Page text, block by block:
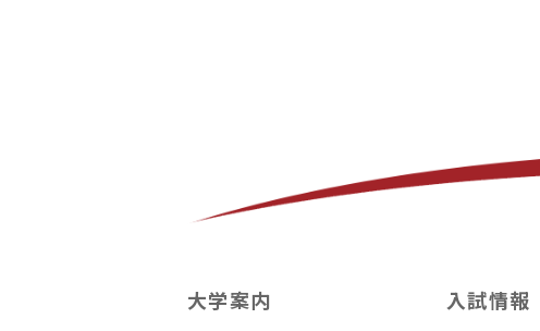
大学案内 入試情報